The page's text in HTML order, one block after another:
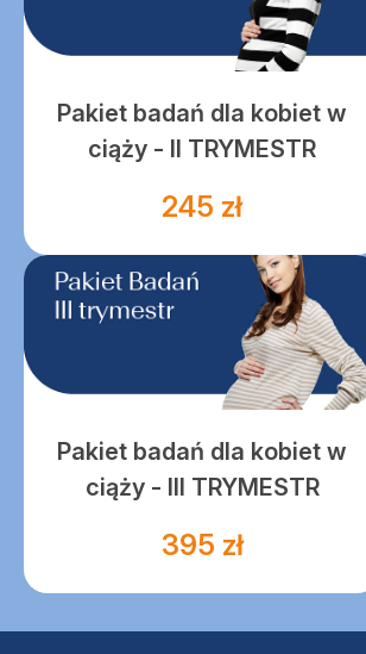
Pakiet badań dla kobiet w
ciąży - II TRYMESTR
245 zł
Pakiet badań dla kobiet w
ciąży - III TRYMESTR
395 zł